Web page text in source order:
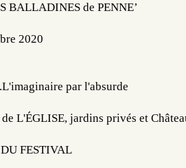
BALLADINES de PENNE’
2020
par l'absurde
L'ÉGLISE, jardins privés et
FESTIVAL